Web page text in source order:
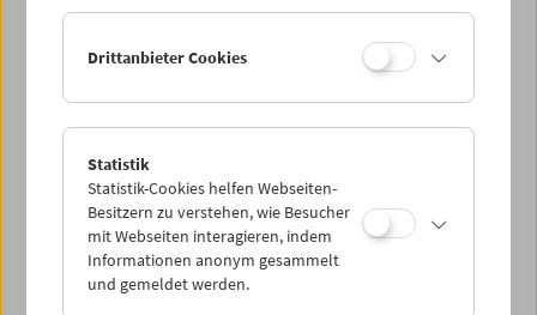
So 26.9.
PROGRAMM ÜBERBLICK
Drittanbieter Cookies
Statistik
Statistik-Cookies helfen Webseiten-
Besitzern zu verstehen, wie Besucher
mit Webseiten interagieren, indem
Informationen anonym gesammelt
und gemeldet werden.